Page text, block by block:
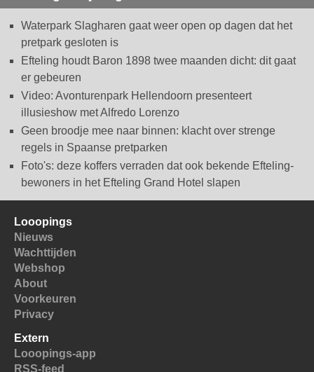
Waterpark Slagharen gaat weer open op dagen dat het
pretpark gesloten is
Efteling houdt Baron 1898 twee maanden dicht: dit gaat
er gebeuren
Video: Avonturenpark Hellendoorn presenteert
illusieshow met Alfredo Lorenzo
Geen broodje mee naar binnen: klacht over strenge
regels in Spaanse pretparken
Foto's: deze koffers verraden dat ook bekende Efteling-
bewoners in het Efteling Grand Hotel slapen
Looopings
Nieuws
Wachttijden
Webshop
About
Voorkeuren
Privacy
Extern
Looopings-app
RSS-feed